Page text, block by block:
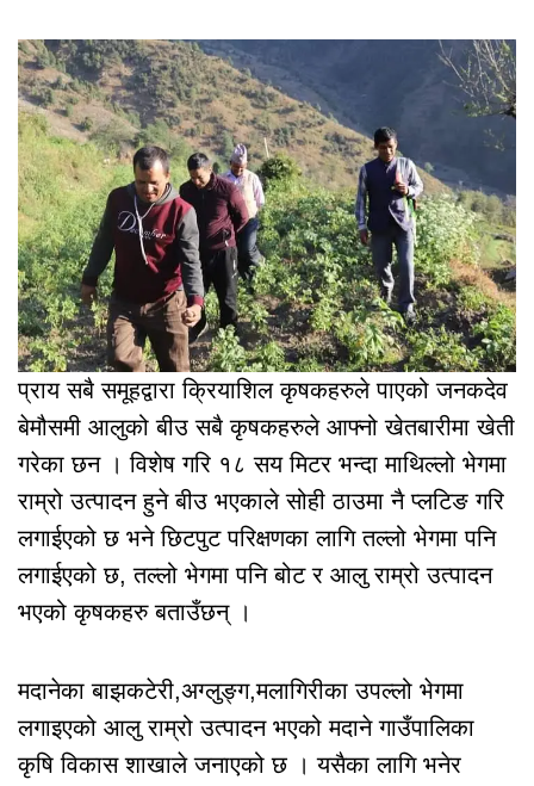
प्राय सबै समूहद्वारा क्रियाशिल कृषकहरुले पाएको जनकदेव
बेमौसमी आलुको बीउ सबै कृषकहरुले आफ्नो खेतबारीमा खेती
गरेका छन । विशेष गरि १८ सय मिटर भन्दा माथिल्लो भेगमा
राम्रो उत्पादन हुने बीउ भएकाले सोही ठाउमा नै प्लटिङ गरि
लगाईएको छ भने छिटपुट परिक्षणका लागि तल्लो भेगमा पनि
लगाईएको छ, तल्लो भेगमा पनि बोट र आलु राम्रो उत्पादन
भएको कृषकहरु बताउँछन् ।
मदानेका बाझकटेरी,अग्लुङ्ग,मलागिरीका उपल्लो भेगमा
लगाइएको आलु राम्रो उत्पादन भएको मदाने गाउँपालिका
कृषि विकास शाखाले जनाएको छ । यसैका लागि भनेर